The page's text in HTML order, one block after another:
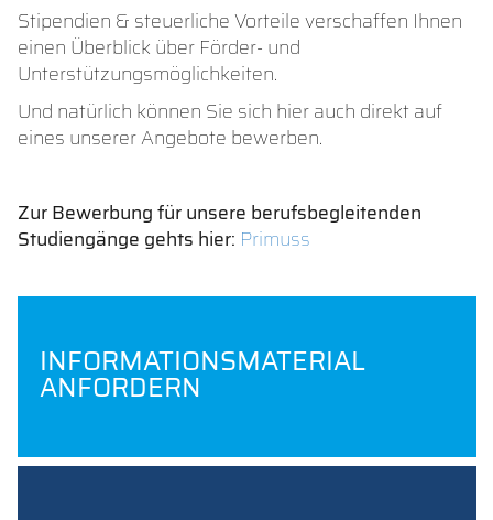
Stipendien & steuerliche Vorteile verschaffen Ihnen
einen Überblick über Förder- und
Unterstützungsmöglichkeiten.
Und natürlich können Sie sich hier auch direkt auf
eines unserer Angebote bewerben.
Zur Bewerbung für unsere berufsbegleitenden
Studiengänge gehts hier: Primuss
INFORMATIONSMATERIAL
ANFORDERN